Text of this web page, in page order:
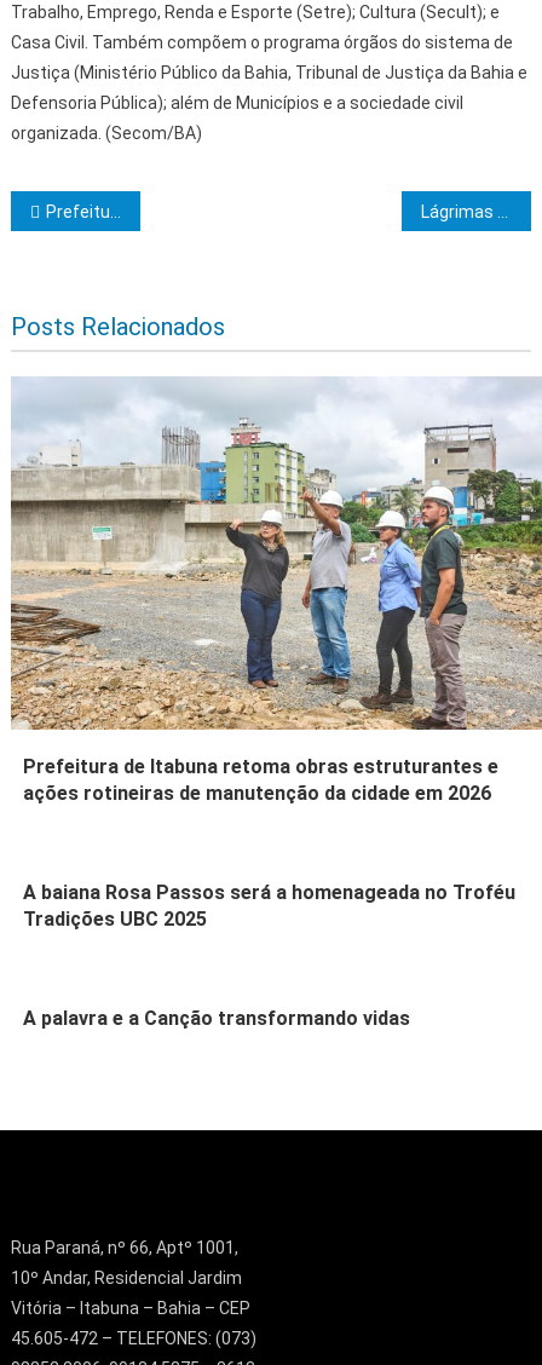
Trabalho, Emprego, Renda e Esporte (Setre); Cultura (Secult); e
Casa Civil. Também compõem o programa órgãos do sistema de
Justiça (Ministério Público da Bahia, Tribunal de Justiça da Bahia e
Defensoria Pública); além de Municípios e a sociedade civil
organizada. (Secom/BA)
Navegação de Post
Prefeitura de Itabuna faz reparos na rede elétrica e nova pintura na fachada da creche-escola Lúcia Oliveira
Posts Relacionados
Prefeitura de Itabuna retoma obras estruturantes e
ações rotineiras de manutenção da cidade em 2026
A baiana Rosa Passos será a homenageada no Troféu
Tradições UBC 2025
A palavra e a Canção transformando vidas
Rua Paraná, nº 66, Aptº 1001,
10º Andar, Residencial Jardim
Vitória – Itabuna – Bahia – CEP
45.605-472 – TELEFONES: (073)